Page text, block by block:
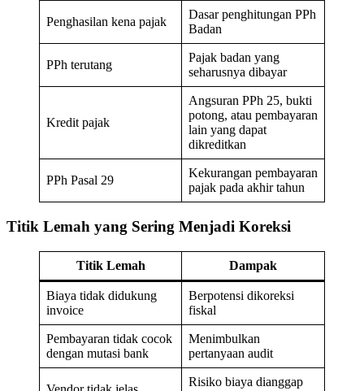
Penghasilan kena pajak
Dasar penghitungan PPh
Badan
PPh terutang
Pajak badan yang
seharusnya dibayar
Kredit pajak
Angsuran PPh 25, bukti
potong, atau pembayaran
lain yang dapat
dikreditkan
PPh Pasal 29
Kekurangan pembayaran
pajak pada akhir tahun
Titik Lemah yang Sering Menjadi Koreksi
Titik Lemah Dampak
Biaya tidak didukung
invoice
Berpotensi dikoreksi
fiskal
Pembayaran tidak cocok
dengan mutasi bank
Menimbulkan
pertanyaan audit
Risiko biaya dianggap